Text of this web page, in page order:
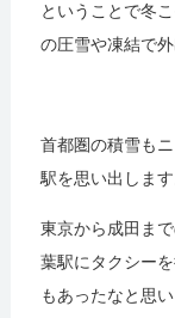
ということで冬
の圧雪や凍結で
首都圏の積雪も
駅を思い出します
東京から成田ま
葉駅にタクシー
もあったなと思